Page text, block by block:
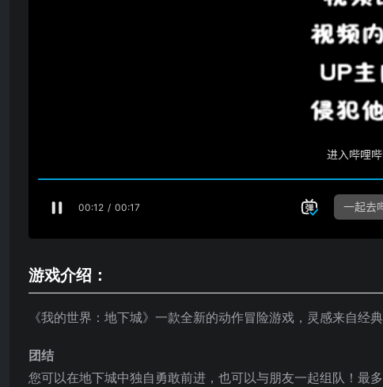
游戏介绍：
《我的世界：地下城》一款全新的动作冒险游戏，灵感来自
团结
您可以在地下城中独自勇敢前进，也可以与朋友一起组队！最